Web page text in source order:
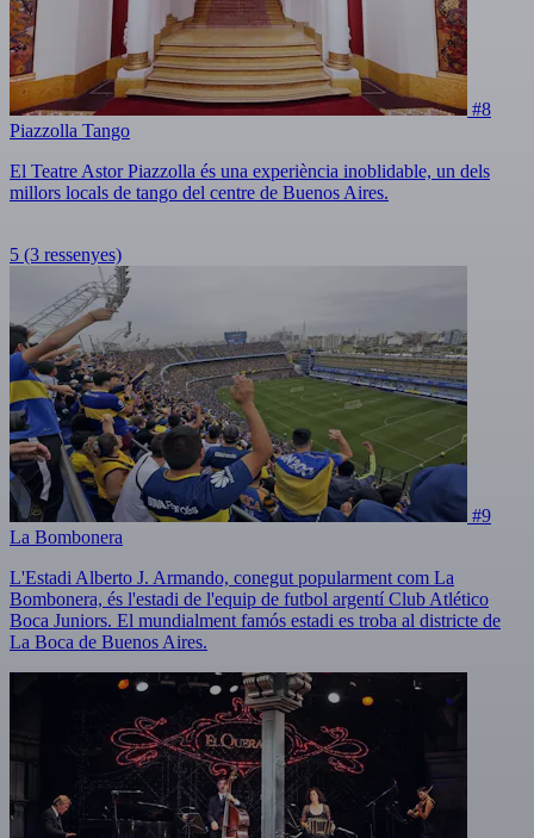
#8
Piazzolla Tango
El Teatre Astor Piazzolla és una experiència inoblidable, un dels
millors locals de tango del centre de Buenos Aires.
5 (3 ressenyes)
#9
La Bombonera
L'Estadi Alberto J. Armando, conegut popularment com La
Bombonera, és l'estadi de l'equip de futbol argentí Club Atlético
Boca Juniors. El mundialment famós estadi es troba al districte de
La Boca de Buenos Aires.